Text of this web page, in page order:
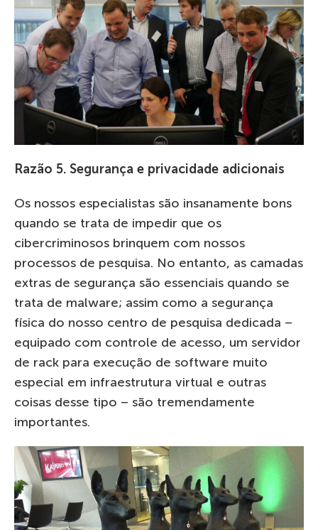
Razão 5. Segurança e privacidade adicionais
Os nossos especialistas são insanamente bons
quando se trata de impedir que os
cibercriminosos brinquem com nossos
processos de pesquisa. No entanto, as camadas
extras de segurança são essenciais quando se
trata de malware; assim como a segurança
física do nosso centro de pesquisa dedicada –
equipado com controle de acesso, um servidor
de rack para execução de software muito
especial em infraestrutura virtual e outras
coisas desse tipo – são tremendamente
importantes.